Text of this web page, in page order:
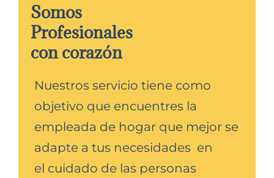
Somos
Profesionales
con corazón
Nuestros servicio tiene como
objetivo que encuentres la
empleada de hogar que mejor se
adapte a tus necesidades en
el cuidado de las personas